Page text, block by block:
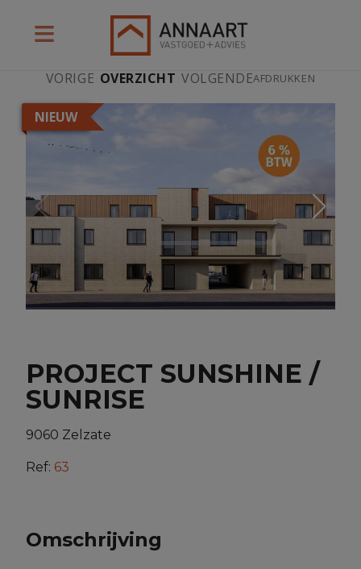
VORIGE OVERZICHT VOLGENDEAFDRUKKEN
NIEUW
PROJECT SUNSHINE /
SUNRISE
9060 Zelzate
Ref: 63
Omschrijving